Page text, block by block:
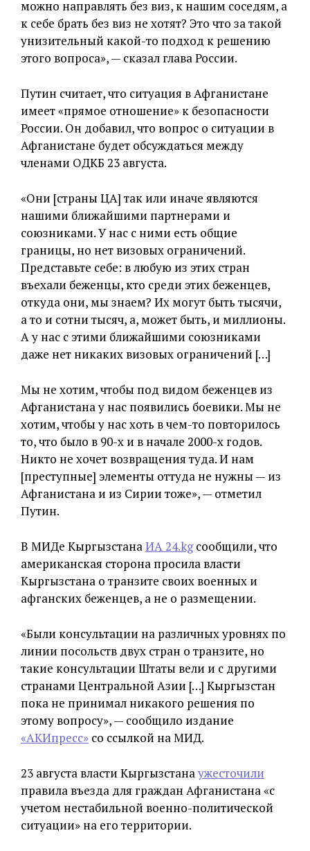
можно направлять без виз, к нашим соседям, а
к себе брать без виз не хотят? Это что за такой
унизительный какой-то подход к решению
этого вопроса», — сказал глава России.
Путин считает, что ситуация в Афганистане
имеет «прямое отношение» к безопасности
России. Он добавил, что вопрос о ситуации в
Афганистане будет обсуждаться между
членами ОДКБ 23 августа.
«Они [страны ЦА] так или иначе являются
нашими ближайшими партнерами и
союзниками. У нас с ними есть общие
границы, но нет визовых ограничений.
Представьте себе: в любую из этих стран
въехали беженцы, кто среди этих беженцев,
откуда они, мы знаем? Их могут быть тысячи,
а то и сотни тысяч, а, может быть, и миллионы.
А у нас с этими ближайшими союзниками
даже нет никаких визовых ограничений […]
Мы не хотим, чтобы под видом беженцев из
Афганистана у нас появились боевики. Мы не
хотим, чтобы у нас хоть в чем-то повторилось
то, что было в 90-х и в начале 2000-х годов.
Никто не хочет возвращения туда. И нам
[преступные] элементы оттуда не нужны — из
Афганистана и из Сирии тоже», — отметил
Путин.
В МИДе КыргызстанаИА 24.kgсообщили, что
американская сторона просила власти
Кыргызстана о транзите своих военных и
афганских беженцев, а не о размещении.
«Были консультации на различных уровнях по
линии посольств двух стран о транзите, но
такие консультации Штаты вели и с другими
странами Центральной Азии […] Кыргызстан
пока не принимал никакого решения по
этому вопросу», — сообщило издание
«АКИпресс» со ссылкой на МИД.
23 августа власти Кыргызстанаужесточили
правила въезда для граждан Афганистана «с
учетом нестабильной военно-политической
ситуации» на его территории.